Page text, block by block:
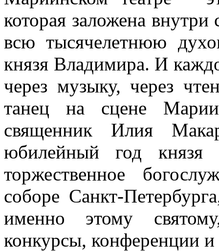
которая заложена
всю тысячелетнюю
князя Владимира. И
через музыку, через
танец на сцене
священник Илия
юбилейный год князя
торжественное
соборе Санкт-
именно этому
конкурсы, конференции